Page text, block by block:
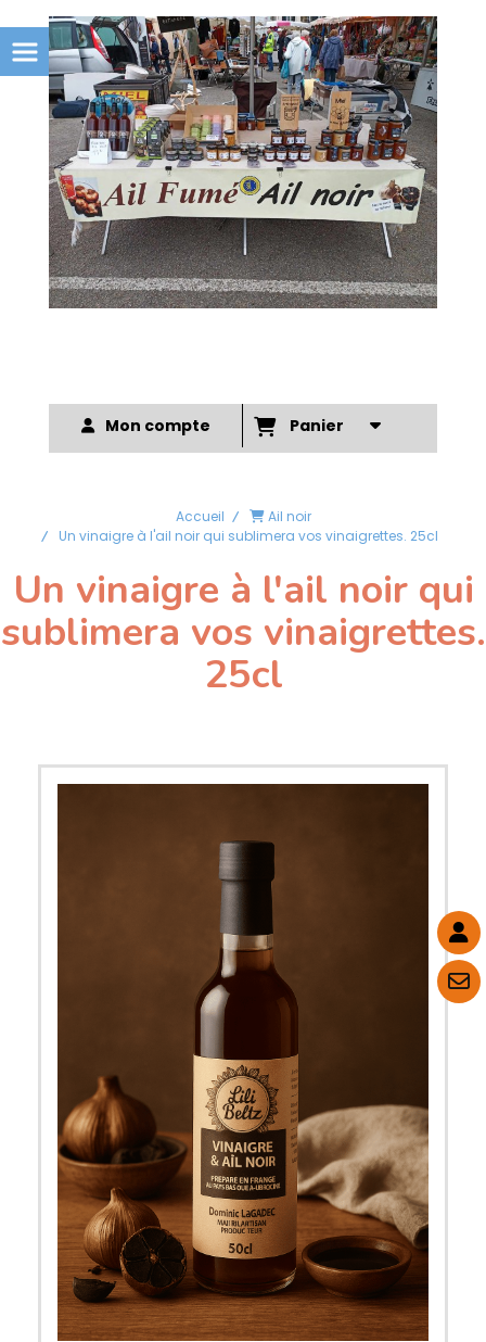
Mon compte Panier
Accueil
Ail noir
Un vinaigre à l'ail noir qui sublimera vos vinaigrettes. 25cl
Un vinaigre à l'ail noir qui
sublimera vos vinaigrettes.
25cl